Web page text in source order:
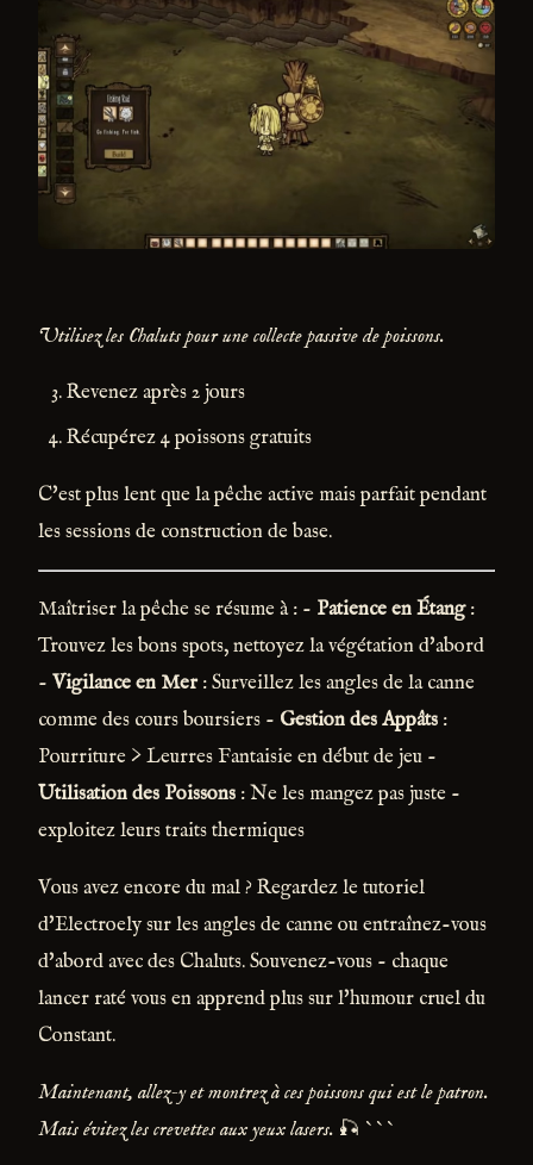
Utilisez les Chaluts pour une collecte passive de poissons.
Revenez après 2 jours
Récupérez 4 poissons gratuits
C'est plus lent que la pêche active mais parfait pendant
les sessions de construction de base.
Maîtriser la pêche se résume à : - Patience en Étang:
Trouvez les bons spots, nettoyez la végétation d'abord
- Vigilance en Mer: Surveillez les angles de la canne
comme des cours boursiers - Gestion des Appâts :
Pourriture > Leurres Fantaisie en début de jeu -
Utilisation des Poissons : Ne les mangez pas juste -
exploitez leurs traits thermiques
Vous avez encore du mal ? Regardez le tutoriel
d'Electroely sur les angles de canne ou entraînez-vous
d'abord avec des Chaluts. Souvenez-vous - chaque
lancer raté vous en apprend plus sur l'humour cruel du
Constant.
Maintenant, allez-y et montrez à ces poissons qui est le patron.
Mais évitez les crevettes aux yeux lasers. 🎣 ```